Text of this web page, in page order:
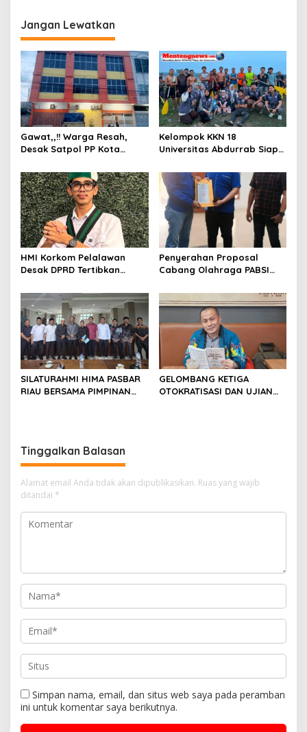
g
a
s
i
p
o
s
Jangan Lewatkan
Gawat,,!! Warga Resah,
Desak Satpol PP Kota
Stay yang Diduga Tempat
Ajang “Kumpul Kebo”.
Kelompok KKN 18
Universitas Abdurrab Siap
Mendedikasikan Diri untuk
Masyarakat Desa Pulau
Deras
HMI Korkom Pelalawan
Desak DPRD Tertibkan
Pelalawan
Penyerahan Proposal
Cabang Olahraga PABSI
KONI Kota Pekanbaru.
SILATURAHMI HIMA PASBAR
RIAU BERSAMA PIMPINAN
GELOMBANG KETIGA
OTOKRATISASI DAN UJIAN
Tinggalkan Balasan
Alamat email Anda tidak akan dipublikasikan. Ruas yang wajib
ditandai *
Simpan nama, email, dan situs web saya pada peramban
ini untuk komentar saya berikutnya.